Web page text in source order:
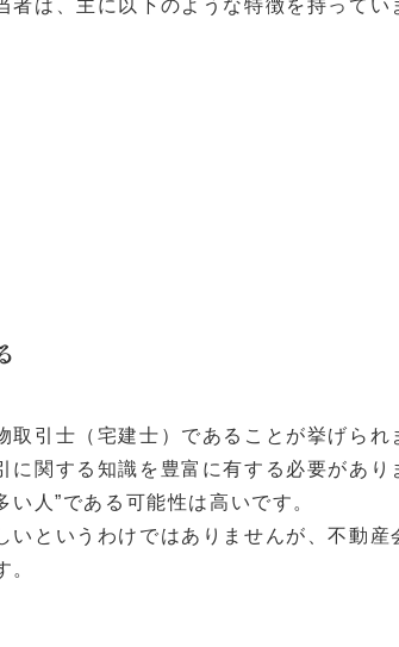
者は、主に以下のような特徴を持ってい
取引士（宅建士）であることが挙げられ
に関する知識を豊富に有する必要があり
人”である可能性は高いです。
いというわけではありませんが、不動
。